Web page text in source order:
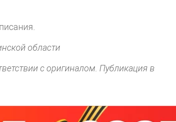
области
с оригиналом. Публикация в